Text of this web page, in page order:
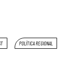
POLÍTICA REGIONAL